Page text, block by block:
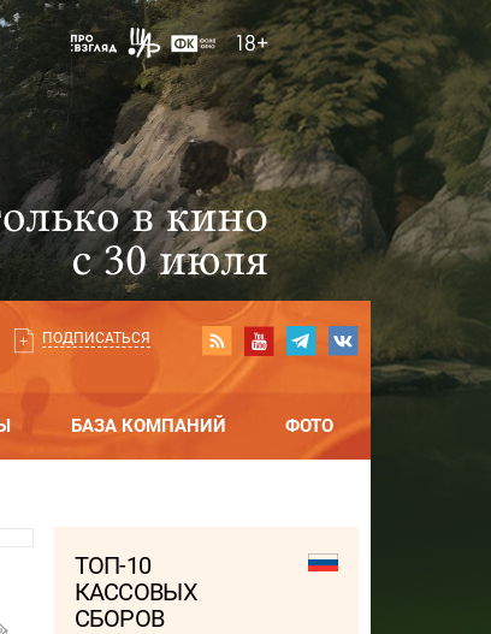
ПОДПИСАТЬСЯ
БАЗА КОМПАНИЙ ФОТО
ТОП-10
КАССОВЫХ
СБОРОВ